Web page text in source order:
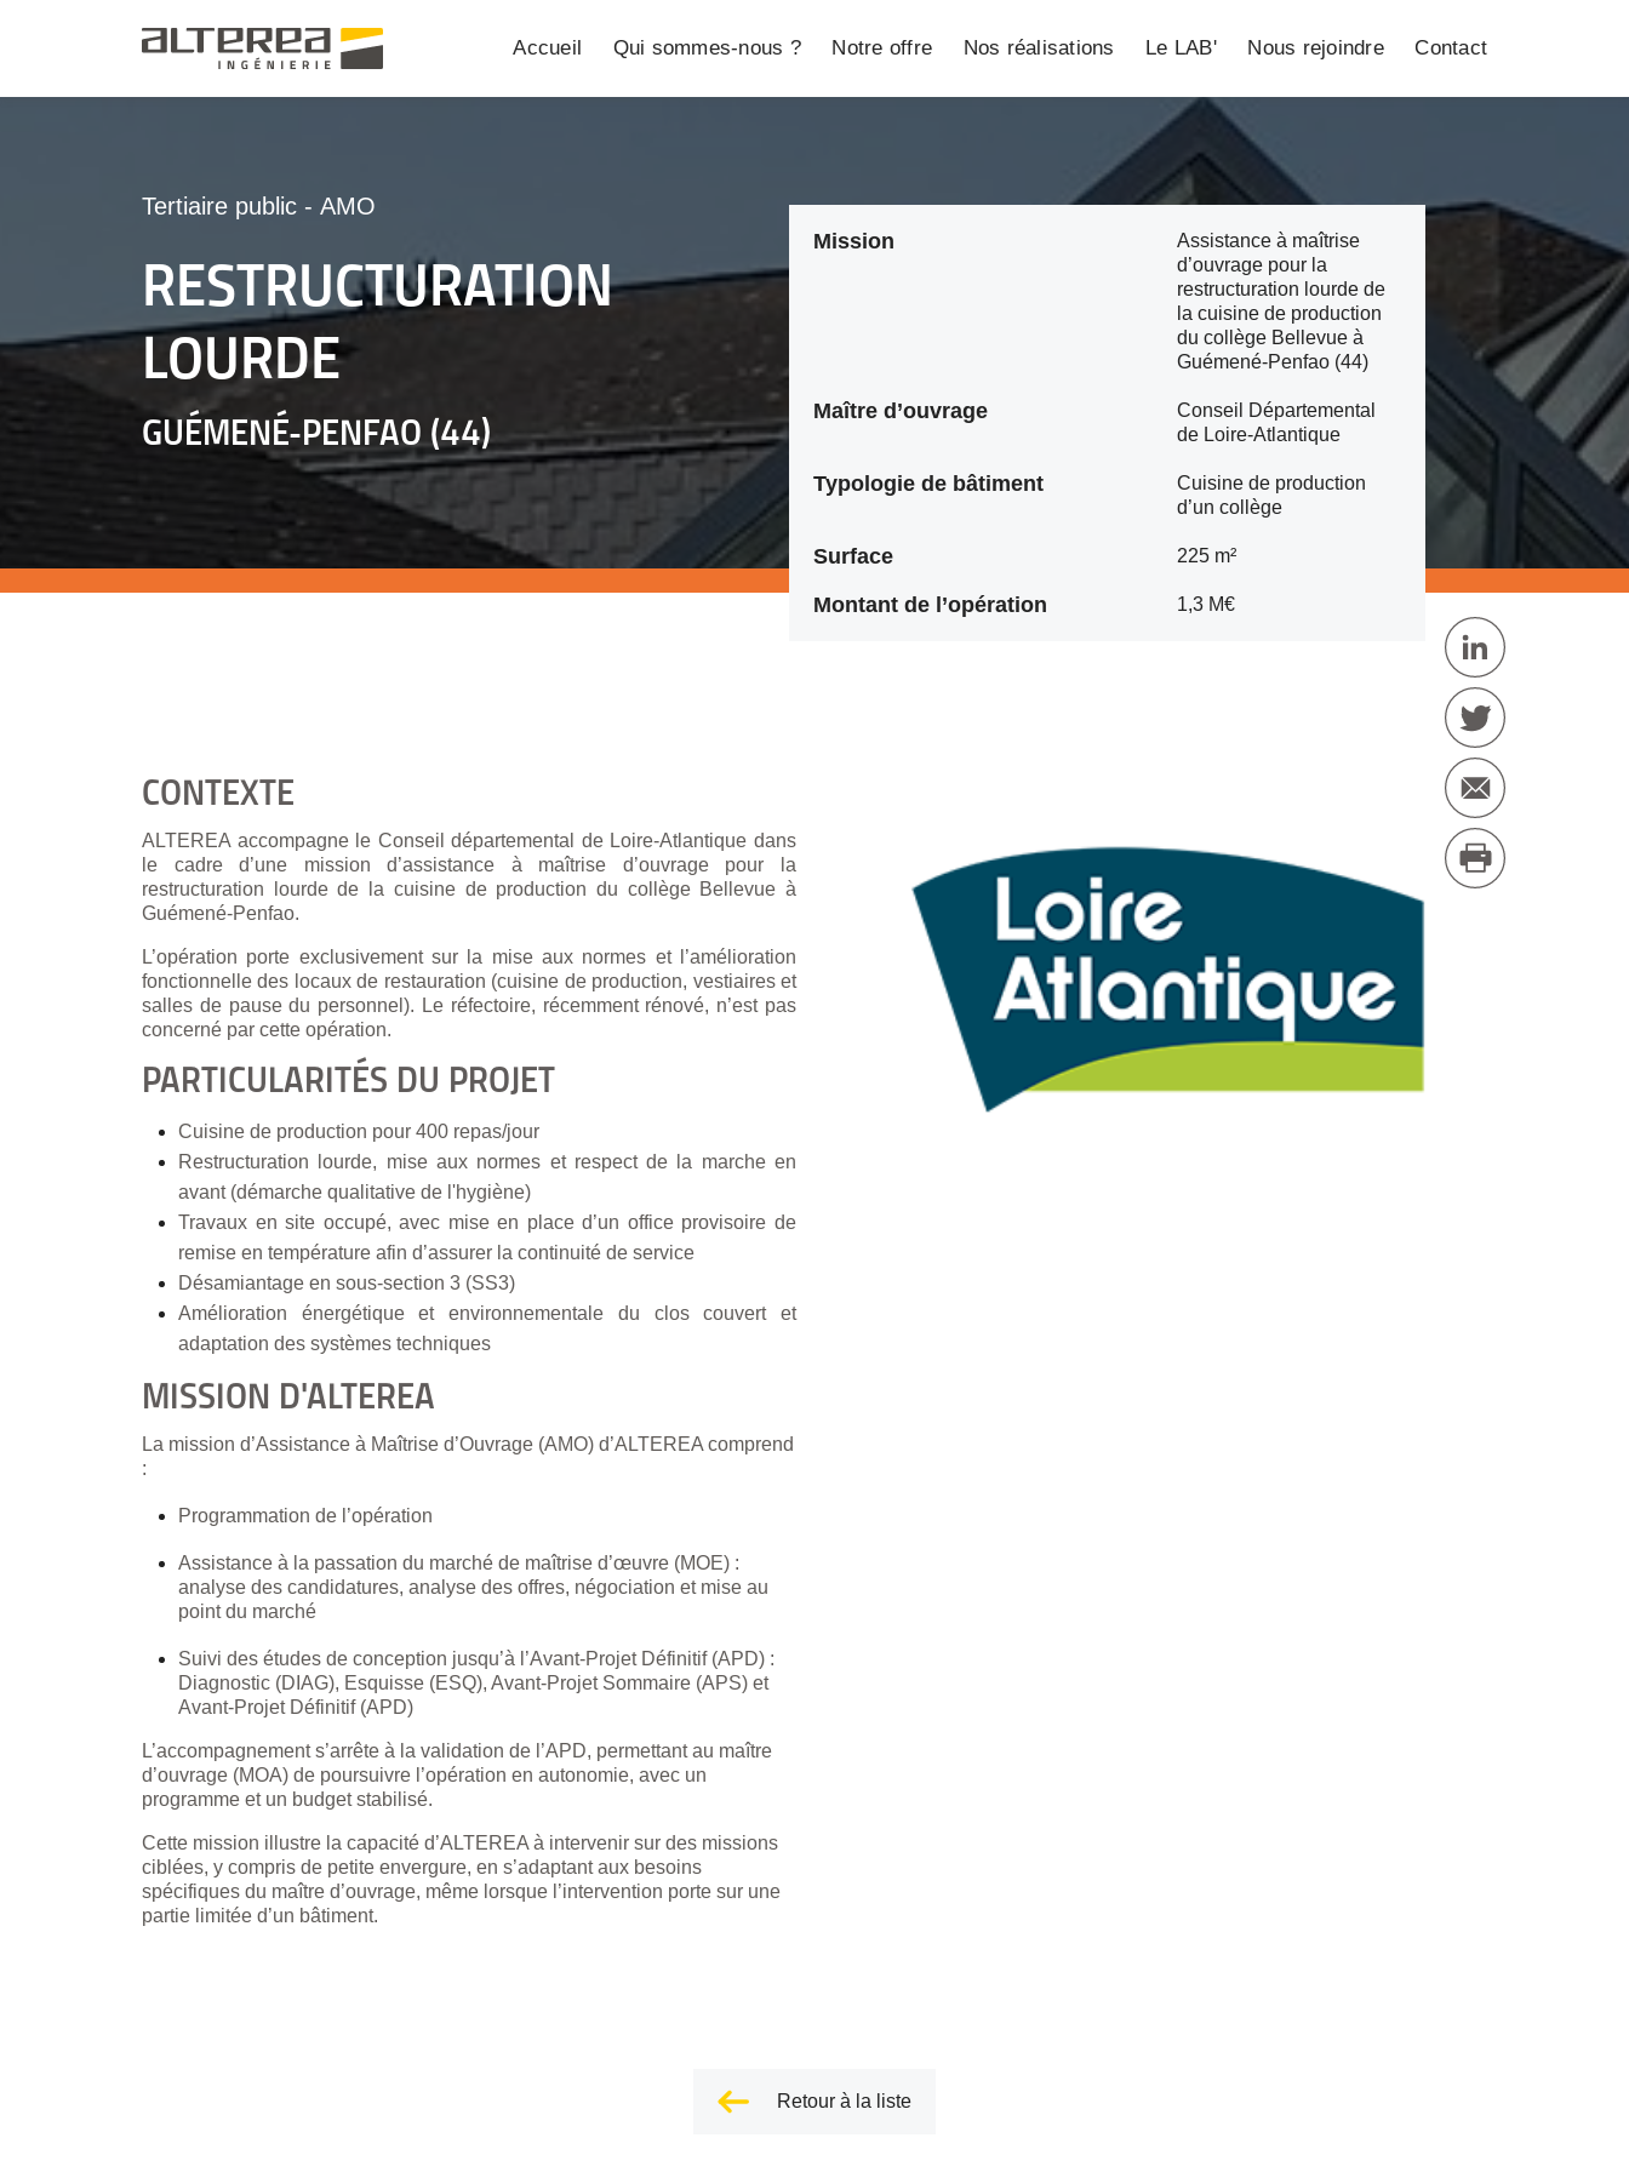
Accueil Qui sommes-nous ? Notre offre Nos réalisations Le LAB' Nous rejoindre Contact
Tertiaire public - AMO
RESTRUCTURATION
LOURDE
GUÉMENÉ-PENFAO (44)
Mission
Assistance à maîtrise
d’ouvrage pour la
restructuration lourde de
la cuisine de production
du collège Bellevue à
Guémené-Penfao (44)
Maître d’ouvrage
Conseil Départemental
de Loire-Atlantique
Typologie de bâtiment
Cuisine de production
d’un collège
Surface 225 m²
Montant de l’opération 1,3 M€
CONTEXTE
ALTEREA accompagne le Conseil départemental de Loire-Atlantique dans
le cadre d’une mission d’assistance à maîtrise d’ouvrage pour la
restructuration lourde de la cuisine de production du collège Bellevue à
Guémené-Penfao.
L’opération porte exclusivement sur la mise aux normes et l’amélioration
fonctionnelle des locaux de restauration (cuisine de production, vestiaires et
salles de pause du personnel). Le réfectoire, récemment rénové, n’est pas
concerné par cette opération.
PARTICULARITÉS DU PROJET
Cuisine de production pour 400 repas/jour
Restructuration lourde, mise aux normes et respect de la marche en
avant (démarche qualitative de l'hygiène)
Travaux en site occupé, avec mise en place d’un office provisoire de
remise en température afin d’assurer la continuité de service
Désamiantage en sous-section 3 (SS3)
Amélioration énergétique et environnementale du clos couvert et
adaptation des systèmes techniques
MISSION D'ALTEREA
La mission d’Assistance à Maîtrise d’Ouvrage (AMO) d’ALTEREA comprend
:
Programmation de l’opération
Assistance à la passation du marché de maîtrise d’œuvre (MOE) :
analyse des candidatures, analyse des offres, négociation et mise au
point du marché
Suivi des études de conception jusqu’à l’Avant-Projet Définitif (APD) :
Diagnostic (DIAG), Esquisse (ESQ), Avant-Projet Sommaire (APS) et
Avant-Projet Définitif (APD)
L’accompagnement s’arrête à la validation de l’APD, permettant au maître
d’ouvrage (MOA) de poursuivre l’opération en autonomie, avec un
programme et un budget stabilisé.
Cette mission illustre la capacité d’ALTEREA à intervenir sur des missions
ciblées, y compris de petite envergure, en s’adaptant aux besoins
spécifiques du maître d’ouvrage, même lorsque l’intervention porte sur une
partie limitée d’un bâtiment.
Retour à la liste